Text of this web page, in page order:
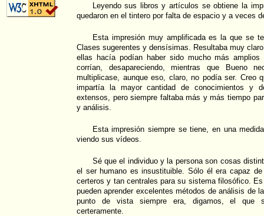
Leyendo sus libros y artículos se obtiene la
quedaron en el tintero por falta de espacio y a veces
Esta impresión muy amplificada es la que se
Clases sugerentes y densísimas. Resultaba muy
ellas hacía podían haber sido mucho más
corrían, desapareciendo, mientras que Bueno
multiplicase, aunque eso, claro, no podía ser. Creo
impartía la mayor cantidad de conocimientos y
extensos, pero siempre faltaba más y más tiempo
y análisis.
Esta impresión siempre se tiene, en una
viendo sus vídeos.
Sé que el individuo y la persona son cosas
el ser humano es insustituible. Sólo él era capaz
certeros y tan centrales para su sistema filosófico.
pueden aprender excelentes métodos de análisis de
punto de vista siempre era, digamos, el que
certeramente.